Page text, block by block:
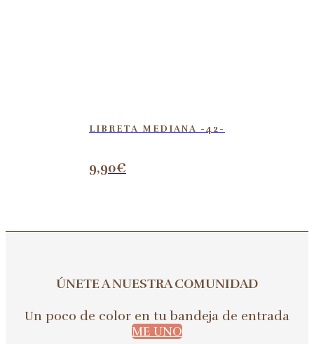
LIBRETA MEDIANA -42-
9,90€
ÚNETE A NUESTRA COMUNIDAD
Un poco de color en tu bandeja de entrada
ME UNO